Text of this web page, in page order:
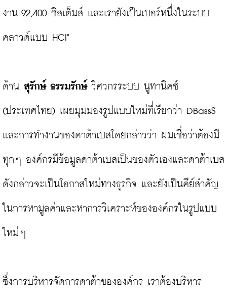
งาน 92,400 ซิสเต็มส์ และเรายังเป็นเบอร์หนึ่งในระบบ
คลาวด์แบบ HCI"
ด้าน สุรักษ์ ธรรมรักษ์ วิศวกรระบบ นูทานิคซ์
(ประเทศไทย) เผยมุมมองรูปแบบใหม่ที่เรียกว่า DBassS
และการทำงานของดาต้าเบสโดยกล่าวว่า ผมเชื่อว่าต้องมี
ทุกๆ องค์กรมีข้อมูลดาต้าเบสเป็นของตัวเองและดาต้าเบส
ดังกล่าวจะเป็นโอกาสใหม่ทางธุรกิจ และยังเป็นคีย์สำคัญ
ในการหามูลค่าและหาการวิเคราะห์ขององค์กรในรูปแบบ
ใหม่ๆ
ซึ่งการบริหารจัดการดาต้าขององค์กร เราต้องบริหาร